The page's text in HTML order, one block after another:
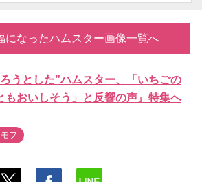
になったハムスター画像一覧へ
ろうとした”ハムスター、「いちごの
もおいしそう」と反響の声』特集へ
フ